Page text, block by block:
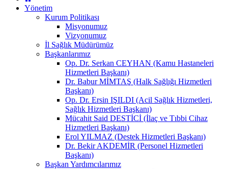
Yönetim
Kurum Politikası
Misyonumuz
Vizyonumuz
İl Sağlık Müdürümüz
Başkanlarımız
Op. Dr. Serkan CEYHAN (Kamu Hastaneleri
Hizmetleri Başkanı)
Dr. Babur MİMTAŞ (Halk Sağlığı Hizmetleri
Başkanı)
Op. Dr. Ersin IŞILDI (Acil Sağlık Hizmetleri,
Sağlık Hizmetleri Başkanı)
Mücahit Said DESTİCİ (İlaç ve Tıbbi Cihaz
Hizmetleri Başkanı)
Erol YILMAZ (Destek Hizmetleri Başkanı)
Dr. Bekir AKDEMİR (Personel Hizmetleri
Başkanı)
Başkan Yardımcılarımız